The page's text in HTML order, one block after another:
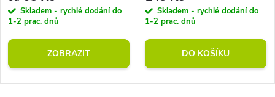
Skladem - rychlé dodání do
1-2 prac. dnů
ZOBRAZIT
Skladem - rychlé dodání do
1-2 prac. dnů
DO KOŠÍKU